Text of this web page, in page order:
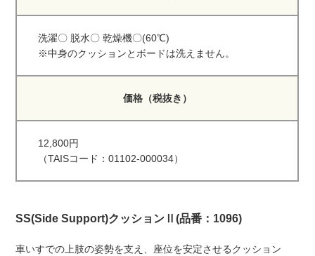
洗濯〇 脱水〇 乾燥機〇(60℃)
※中身のクッションとボードは洗えません。
価格（税抜き）
12,800円
（TAISコード：01102-000034）
SS(Side Support)クッションⅡ(品番：1096)
車いすでの上肢の姿勢を支え、座位を安定させるクッション